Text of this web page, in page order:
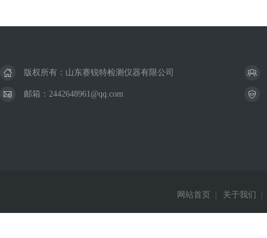
版权所有：山东赛锐特检测仪器有限公司
邮箱：2442648961@qq.com
网站首页 关于我们